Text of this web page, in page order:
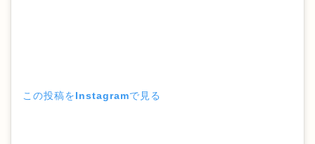
この投稿をInstagramで見る